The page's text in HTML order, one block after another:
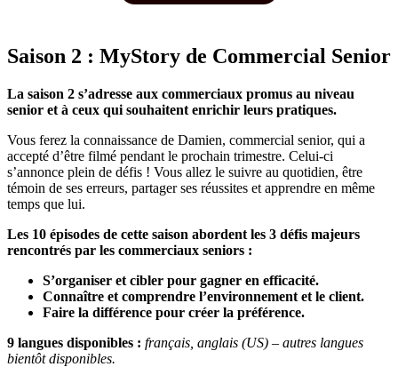
Saison 2 : MyStory de Commercial Senior
La saison 2 s’adresse aux commerciaux promus au niveau
senior et à ceux qui souhaitent enrichir leurs pratiques.
Vous ferez la connaissance de Damien, commercial senior, qui a
accepté d’être filmé pendant le prochain trimestre. Celui-ci
s’annonce plein de défis ! Vous allez le suivre au quotidien, être
témoin de ses erreurs, partager ses réussites et apprendre en même
temps que lui.
Les 10 épisodes de cette saison abordent les 3 défis majeurs
rencontrés par les commerciaux seniors :
S’organiser et cibler pour gagner en efficacité.
Connaître et comprendre l’environnement et le client.
Faire la différence pour créer la préférence.
9 langues disponibles : français, anglais (US) – autres langues
bientôt disponibles.